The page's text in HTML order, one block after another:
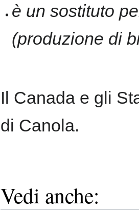
è un sostituto
(produzione di
Il Canada e gli
di Canola.
Vedi anche: